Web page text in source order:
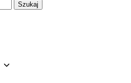
Szukaj